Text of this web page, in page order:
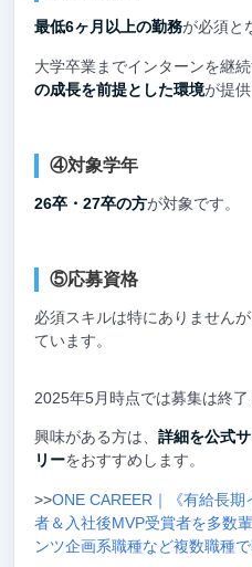
最低6ヶ月以上の勤務が必須と
大学卒業までインターンを継
の成長を前提とした環境が提供
④対象学年
26卒・27卒の方が対象です。
⑤応募資格
必須スキルは特にありませんが
ています。
2025年5月時点では募集は終了
興味がある方は、 詳細を公式
リーをおすすめします。
>>ONE CAREER｜《有給長
者＆入社後MVP受賞者を多数
ンツ企画系職種など複数職種